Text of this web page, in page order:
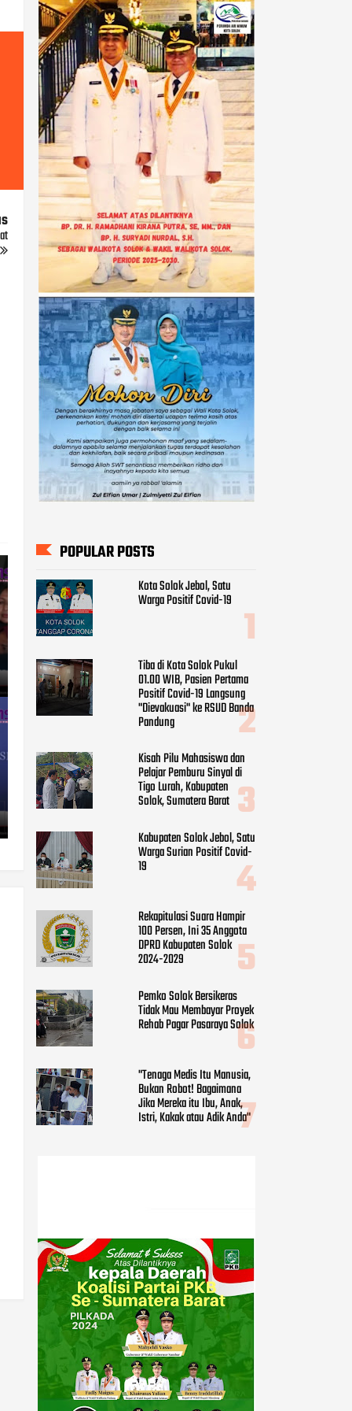
POPULAR POSTS
Kota Solok Jebol, Satu
Warga Positif Covid-19
Tiba di Kota Solok Pukul
01.00 WIB, Pasien Pertama
Positif Covid-19 Langsung
"Dievakuasi" ke RSUD Banda
Pandung
Kisah Pilu Mahasiswa dan
Pelajar Pemburu Sinyal di
Tigo Lurah, Kabupaten
Solok, Sumatera Barat
Kabupaten Solok Jebol, Satu
Warga Surian Positif Covid-
19
Rekapitulasi Suara Hampir
100 Persen, Ini 35 Anggota
DPRD Kabupaten Solok
2024-2029
Pemko Solok Bersikeras
Tidak Mau Membayar Proyek
Rehab Pagar Pasaraya Solok
"Tenaga Medis Itu Manusia,
Bukan Robot! Bagaimana
Jika Mereka itu Ibu, Anak,
Istri, Kakak atau Adik Anda"